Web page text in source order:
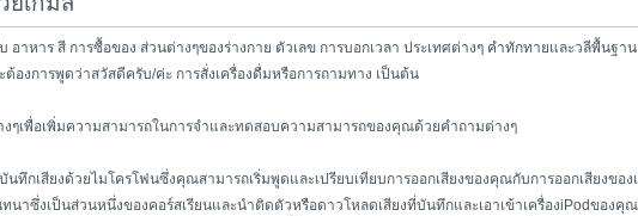
หาร สี การซื้อของ ส่วนต่างๆของร่างกาย ตัวเลข การบอกเวลา ประเทศต่างๆ คำทักทายและวลีพื้นฐาน
งการพูดว่าสวัสดีครับ/ค่ะ การสั่งเครื่องดื่มหรือการถามทาง เป็นต้น
เพื่อเพิ่มความสามารถในการจำและทดสอบความสามารถของคุณด้วยคำถามต่างๆ
ทึกเสียงด้วยไมโครโฟนซึ่งคุณสามารถเริ่มพูดและเปรียบเทียบการออกเสียงของคุณกับการออกเสียงของ
าซึ่งเป็นส่วนหนึ่งของคอร์สเรียนและนำติดตัวหรือดาวโหลดเสียงที่บันทึกและเอาเข้าเครื่องiPodของคุณ